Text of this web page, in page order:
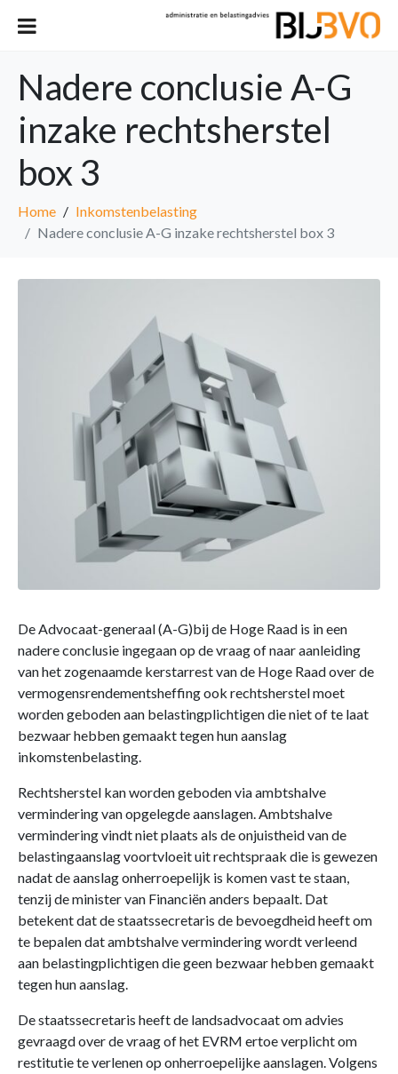
Nadere conclusie A-G
inzake rechtsherstel
box 3
Home
Inkomstenbelasting
Nadere conclusie A-G inzake rechtsherstel box 3
De Advocaat-generaal (A-G)bij de Hoge Raad is in een
nadere conclusie ingegaan op de vraag of naar aanleiding
van het zogenaamde kerstarrest van de Hoge Raad over de
vermogensrendementsheffing ook rechtsherstel moet
worden geboden aan belastingplichtigen die niet of te laat
bezwaar hebben gemaakt tegen hun aanslag
inkomstenbelasting.
Rechtsherstel kan worden geboden via ambtshalve
vermindering van opgelegde aanslagen. Ambtshalve
vermindering vindt niet plaats als de onjuistheid van de
belastingaanslag voortvloeit uit rechtspraak die is gewezen
nadat de aanslag onherroepelijk is komen vast te staan,
tenzij de minister van Financiën anders bepaalt. Dat
betekent dat de staatssecretaris de bevoegdheid heeft om
te bepalen dat ambtshalve vermindering wordt verleend
aan belastingplichtigen die geen bezwaar hebben gemaakt
tegen hun aanslag.
De staatssecretaris heeft de landsadvocaat om advies
gevraagd over de vraag of het EVRM ertoe verplicht om
restitutie te verlenen op onherroepelijke aanslagen. Volgens